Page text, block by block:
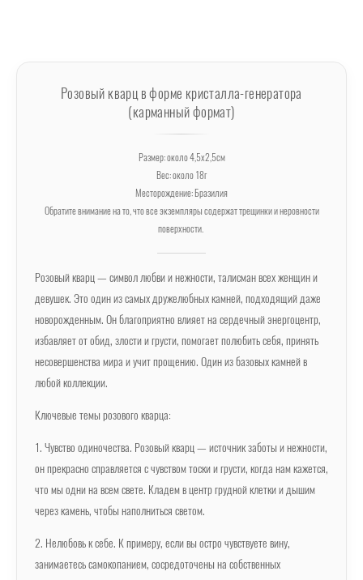
Розовый кварц в форме кристалла-генератора
(карманный формат)
Размер: около 4,5х2,5см
Вес: около 18г
Месторождение: Бразилия
Обратите внимание на то, что все экземпляры содержат трещинки и неровности
поверхности.
Розовый кварц — символ любви и нежности, талисман всех женщин и
девушек. Это один из самых дружелюбных камней, подходящий даже
новорожденным. Он благоприятно влияет на сердечный энергоцентр,
избавляет от обид, злости и грусти, помогает полюбить себя, принять
несовершенства мира и учит прощению. Один из базовых камней в
любой коллекции.
Ключевые темы розового кварца:
1. Чувство одиночества. Розовый кварц — источник заботы и нежности,
он прекрасно справляется с чувством тоски и грусти, когда нам кажется,
что мы одни на всем свете. Кладем в центр грудной клетки и дышим
через камень, чтобы наполниться светом.
2. Нелюбовь к себе. К примеру, если вы остро чувствуете вину,
занимаетесь самокопанием, сосредоточены на собственных